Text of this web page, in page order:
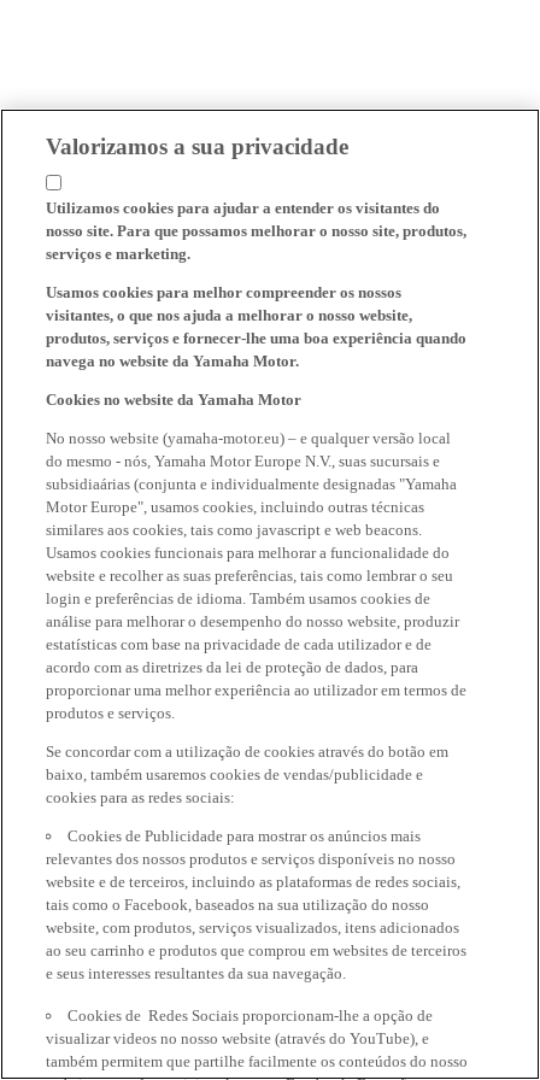
Valorizamos a sua privacidade
Utilizamos cookies para ajudar a entender os visitantes do
nosso site. Para que possamos melhorar o nosso site, produtos,
serviços e marketing.
Usamos cookies para melhor compreender os nossos
visitantes, o que nos ajuda a melhorar o nosso website,
produtos, serviços e fornecer-lhe uma boa experiência quando
navega no website da Yamaha Motor.
Cookies no website da Yamaha Motor
No nosso website (yamaha-motor.eu) – e qualquer versão local
do mesmo - nós, Yamaha Motor Europe N.V., suas sucursais e
subsidiaárias (conjunta e individualmente designadas "Yamaha
Motor Europe", usamos cookies, incluindo outras técnicas
similares aos cookies, tais como javascript e web beacons.
Usamos cookies funcionais para melhorar a funcionalidade do
website e recolher as suas preferências, tais como lembrar o seu
login e preferências de idioma. Também usamos cookies de
análise para melhorar o desempenho do nosso website, produzir
estatísticas com base na privacidade de cada utilizador e de
acordo com as diretrizes da lei de proteção de dados, para
proporcionar uma melhor experiência ao utilizador em termos de
produtos e serviços.
Se concordar com a utilização de cookies através do botão em
baixo, também usaremos cookies de vendas/publicidade e
cookies para as redes sociais:
Cookies de Publicidade para mostrar os anúncios mais
relevantes dos nossos produtos e serviços disponíveis no nosso
website e de terceiros, incluindo as plataformas de redes sociais,
tais como o Facebook, baseados na sua utilização do nosso
website, com produtos, serviços visualizados, itens adicionados
ao seu carrinho e produtos que comprou em websites de terceiros
e seus interesses resultantes da sua navegação.
Cookies de Redes Sociais proporcionam-lhe a opção de
visualizar videos no nosso website (através do YouTube), e
também permitem que partilhe facilmente os conteúdos do nosso